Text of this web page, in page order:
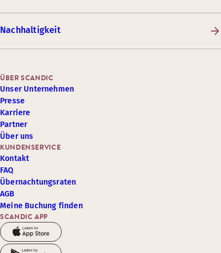
Nachhaltigkeit
SCANDIC APP
KUNDENSERVICE
Kontakt
FAQ
Übernachtungsraten
AGB
Meine Buchung finden
ÜBER SCANDIC
Unser Unternehmen
Presse
Karriere
Partner
Über uns